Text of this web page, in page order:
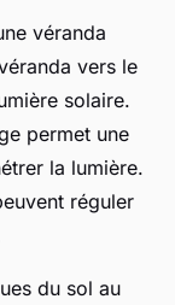
véranda
vers le
solaire.
permet une
la lumière.
réguler
du sol au